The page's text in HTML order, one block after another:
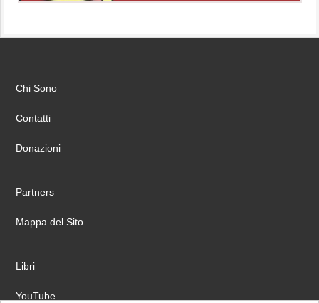
Chi Sono
Contatti
Donazioni
Partners
Mappa del Sito
Libri
YouTube